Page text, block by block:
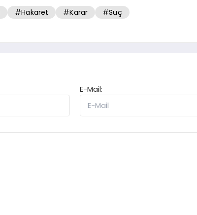
#Hakaret #Karar #Suç
E-Mail: